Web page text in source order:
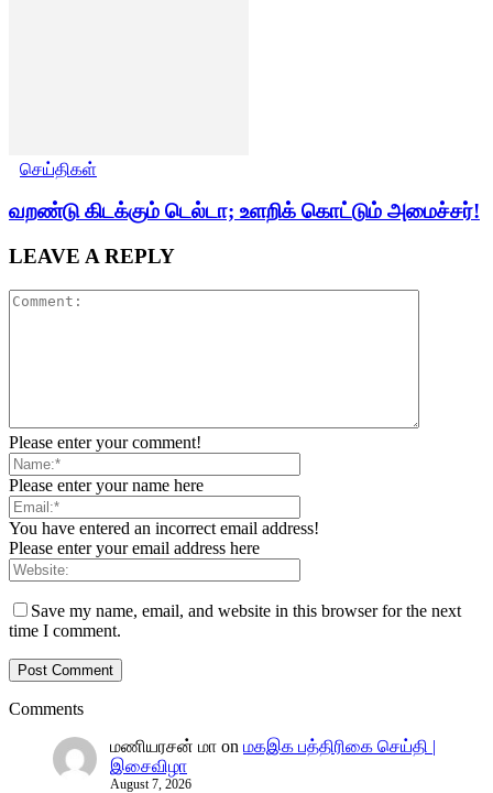
செய்திகள்
வறண்டு கிடக்கும் டெல்டா; உளறிக் கொட்டும் அமைச்சர்!
LEAVE A REPLY
Please enter your comment!
Please enter your name here
You have entered an incorrect email address!
Please enter your email address here
Save my name, email, and website in this browser for the next
time I comment.
Comments
மணியரசன் மா on மகஇக பத்திரிகை செய்தி |
இசைவிழா
August 7, 2026